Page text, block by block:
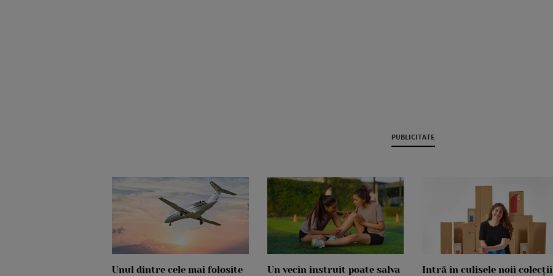
PUBLICITATE
Unul dintre cele mai folosite
Un vecin instruit poate salva
Intră în culisele noii colecții